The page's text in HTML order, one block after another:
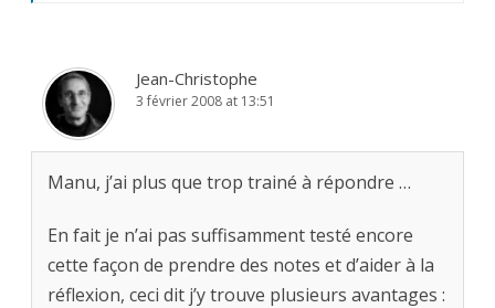
Jean-Christophe
3 février 2008 at 13:51
Manu, j’ai plus que trop trainé à répondre …
En fait je n’ai pas suffisamment testé encore
cette façon de prendre des notes et d’aider à la
réflexion, ceci dit j’y trouve plusieurs avantages :